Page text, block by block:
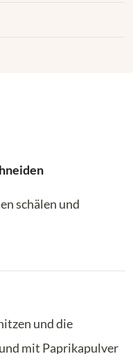
schälen und
und die
mit Paprikapulver